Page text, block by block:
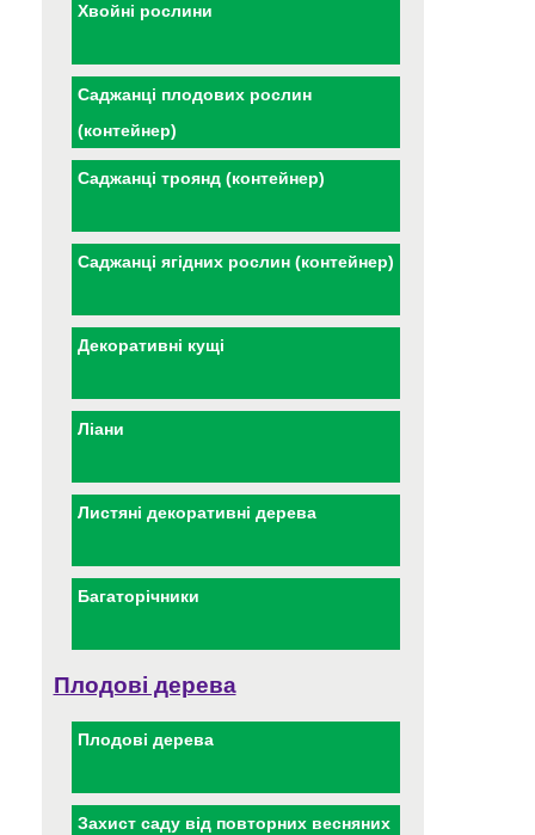
Хвойні рослини
Саджанці плодових рослин
(контейнер)
Саджанці троянд (контейнер)
Саджанці ягідних рослин (контейнер)
Декоративні кущі
Ліани
Листяні декоративні дерева
Багаторічники
Плодові дерева
Плодові дерева
Захист саду від повторних весняних